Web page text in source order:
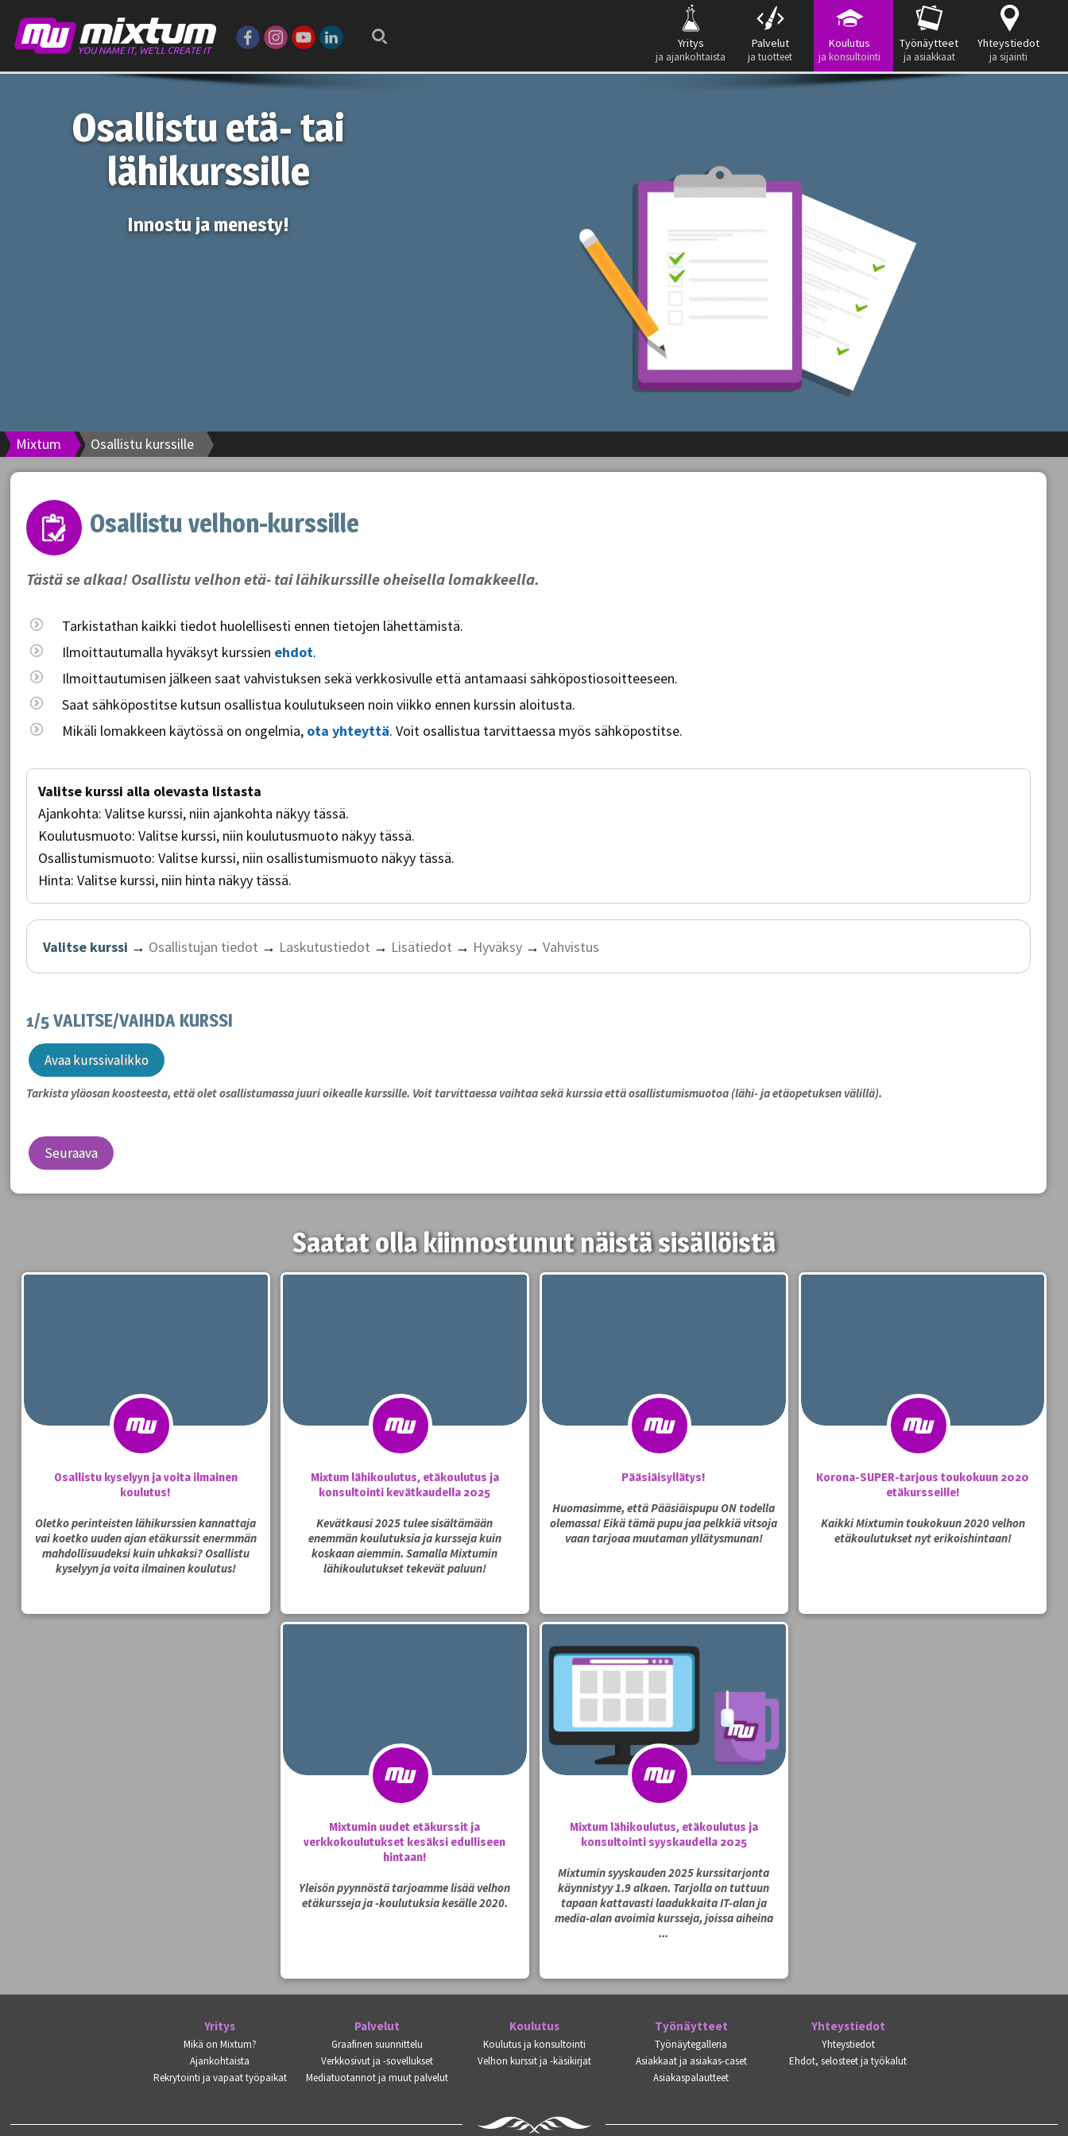
Yritys
ja ajankohtaista
Palvelut
ja tuotteet
Koulutus
ja konsultointi
Työnäytteet
ja asiakkaat
Yhteystiedot
ja sijainti
Osallistu etä- tai
lähikurssille
Innostu ja menesty!
Mixtum Osallistu kurssille
Osallistu velhon-kurssille
Tästä se alkaa! Osallistu velhon etä- tai lähikurssille oheisella lomakkeella.
Tarkistathan kaikki tiedot huolellisesti ennen tietojen lähettämistä.
Ilmoittautumalla hyväksyt kurssien ehdot.
Ilmoittautumisen jälkeen saat vahvistuksen sekä verkkosivulle että antamaasi sähköpostiosoitteeseen.
Saat sähköpostitse kutsun osallistua koulutukseen noin viikko ennen kurssin aloitusta.
Mikäli lomakkeen käytössä on ongelmia, ota yhteyttä. Voit osallistua tarvittaessa myös sähköpostitse.
Valitse kurssi alla olevasta listasta
Ajankohta:Valitse kurssi, niin ajankohta näkyy tässä.
Koulutusmuoto:Valitse kurssi, niin koulutusmuoto näkyy tässä.
Osallistumismuoto:Valitse kurssi, niin osallistumismuoto näkyy tässä.
Hinta:Valitse kurssi, niin hinta näkyy tässä.
Valitse kurssi → Osallistujan tiedot → Laskutustiedot → Lisätiedot → Hyväksy →Vahvistus
1/5 VALITSE/VAIHDA KURSSI
Avaa kurssivalikko
Tarkista yläosan koosteesta, että olet osallistumassa juuri oikealle kurssille. Voit tarvittaessa vaihtaa sekä kurssia että osallistumismuotoa (lähi- ja etäopetuksen välillä).
Seuraava
Saatat olla kiinnostunut näistä sisällöistä
Osallistu kyselyyn ja voita ilmainen
koulutus!
Oletko perinteisten lähikurssien kannattaja
vai koetko uuden ajan etäkurssit enermmän
mahdollisuudeksi kuin uhkaksi? Osallistu
kyselyyn ja voita ilmainen koulutus!
Mixtum lähikoulutus, etäkoulutus ja
konsultointi kevätkaudella 2025
Kevätkausi 2025 tulee sisältämään
enemmän koulutuksia ja kursseja kuin
koskaan aiemmin. Samalla Mixtumin
lähikoulutukset tekevät paluun!
Pääsiäisyllätys!
Huomasimme, että Pääsiäispupu ON todella
olemassa! Eikä tämä pupu jaa pelkkiä vitsoja
vaan tarjoaa muutaman yllätysmunan!
Korona-SUPER-tarjous toukokuun 2020
etäkursseille!
Kaikki Mixtumin toukokuun 2020 velhon
etäkoulutukset nyt erikoishintaan!
Mixtumin uudet etäkurssit ja
verkkokoulutukset kesäksi edulliseen
hintaan!
Yleisön pyynnöstä tarjoamme lisää velhon
etäkursseja ja -koulutuksia kesälle 2020.
Mixtum lähikoulutus, etäkoulutus ja
konsultointi syyskaudella 2025
Mixtumin syyskauden 2025 kurssitarjonta
käynnistyy 1.9 alkaen. Tarjolla on tuttuun
tapaan kattavasti laadukkaita IT-alan ja
media-alan avoimia kursseja, joissa aiheina
...
Yritys
Mikä on Mixtum?
Ajankohtaista
Rekrytointi ja vapaat työpaikat
Palvelut
Graafinen suunnittelu
Verkkosivut ja -sovellukset
Mediatuotannot ja muut palvelut
Koulutus
Koulutus ja konsultointi
Velhon kurssit ja -käsikirjat
Työnäytteet
Työnäytegalleria
Asiakkaat ja asiakas-caset
Asiakaspalautteet
Yhteystiedot
Yhteystiedot
Ehdot, selosteet ja työkalut